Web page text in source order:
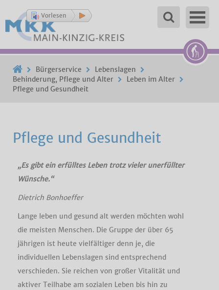
Vorlesen
Bürgerservice
Lebenslagen
Behinderung, Pflege und Alter
Leben im Alter
Pflege und Gesundheit
Pflege und Gesundheit
„Es gibt ein erfülltes Leben trotz vieler unerfüllter
Wünsche.“
Dietrich Bonhoeffer
Lange leben und gesund alt werden möchten wohl
die meisten Menschen. Die Gruppe der über 65
jährigen ist heute vielfältiger denn je, die
individuellen Lebenslagen sind entsprechend
verschieden. Sie reichen von großer Vitalität und
aktiver Teilhabe am sozialen Leben bis hin zu